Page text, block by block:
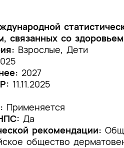
связанных со
Взрослые, Дети
2027
11.11.2025
Применяется
Да
рекомендации:
общество